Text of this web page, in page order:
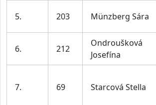
5. 203 Münzberg Sára
6. 212
Ondroušková
Josefína
7. 69 Starcová Stella